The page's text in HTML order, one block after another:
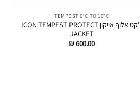
TEMPEST 0°C TO 10°C
ג'קט אלוף אייקון ICON TEMPEST PROTECT
JACKET
₪600.00